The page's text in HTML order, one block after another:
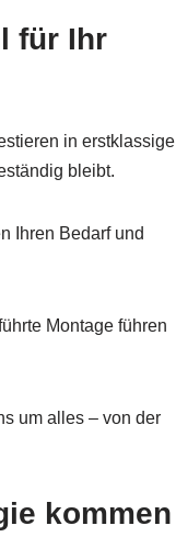
für Ihr
in erstklassige
bleibt.
Ihren Bedarf und
Montage führen
um alles – von der
kommen